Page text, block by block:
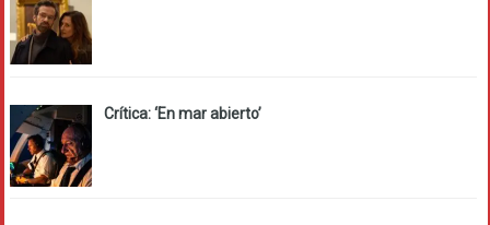
Crítica: ‘En mar abierto’